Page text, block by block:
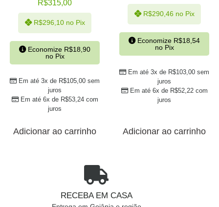
R$315,00
Em até 3x de R$105,00 sem
juros
Em até 6x de R$53,24com
juros
R$296,10 no Pix
Economize R$18,90
no Pix
Adicionar ao carrinho
Em até 3x de R$103,00 sem
juros
Em até 6x de R$52,22com
juros
R$290,46 no Pix
Economize R$18,54
no Pix
Adicionar ao carrinho
RECEBA EM CASA